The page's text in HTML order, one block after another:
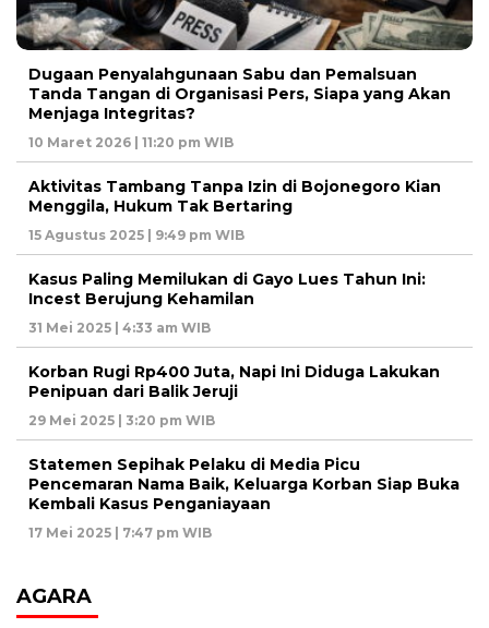
Dugaan Penyalahgunaan Sabu dan Pemalsuan
Tanda Tangan di Organisasi Pers, Siapa yang Akan
Menjaga Integritas?
10 Maret 2026 | 11:20 pm WIB
Aktivitas Tambang Tanpa Izin di Bojonegoro Kian
Menggila, Hukum Tak Bertaring
15 Agustus 2025 | 9:49 pm WIB
Kasus Paling Memilukan di Gayo Lues Tahun Ini:
Incest Berujung Kehamilan
31 Mei 2025 | 4:33 am WIB
Korban Rugi Rp400 Juta, Napi Ini Diduga Lakukan
Penipuan dari Balik Jeruji
29 Mei 2025 | 3:20 pm WIB
Statemen Sepihak Pelaku di Media Picu
Pencemaran Nama Baik, Keluarga Korban Siap Buka
Kembali Kasus Penganiayaan
17 Mei 2025 | 7:47 pm WIB
AGARA